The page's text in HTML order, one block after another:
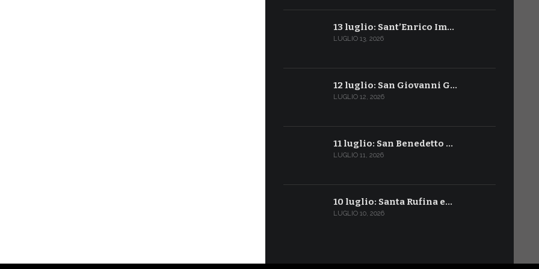
13 luglio: Sant’Enrico Im…
LUGLIO 13, 2026
12 luglio: San Giovanni G…
LUGLIO 12, 2026
11 luglio: San Benedetto …
LUGLIO 11, 2026
10 luglio: Santa Rufina e…
LUGLIO 10, 2026